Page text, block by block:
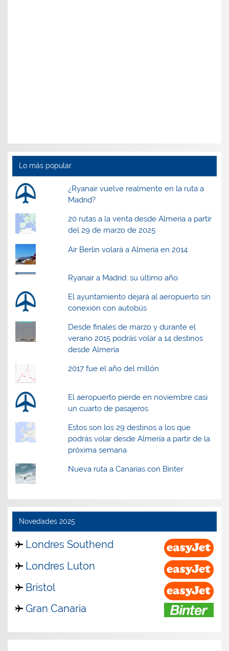
Lo más popular
¿Ryanair vuelve realmente en la ruta a
Madrid?
20 rutas a la venta desde Almería a partir
del 29 de marzo de 2025
Air Berlin volará a Almería en 2014
Ryanair a Madrid: su último año
El ayuntamiento dejará al aeropuerto sin
conexión con autobús
Desde finales de marzo y durante el
verano 2015 podrás volar a 14 destinos
desde Almería
2017 fue el año del millón
El aeropuerto pierde en noviembre casi
un cuarto de pasajeros
Estos son los 29 destinos a los que
podrás volar desde Almería a partir de la
próxima semana
Nueva ruta a Canarias con Binter
Novedades 2025
Londres Southend
Londres Luton
Bristol
Gran Canaria